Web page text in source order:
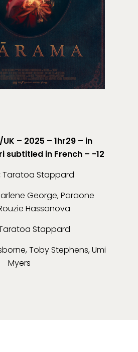
– 2025 – 1hr29 – in
subtitled in French – -12
Taratoa Stappard
George, Paraone
Hassanova
Stappard
Toby Stephens, Umi
Myers